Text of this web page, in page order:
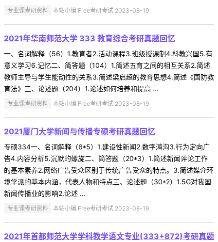
专业课考研资料 本站小编 Free考研考试 2023-08-19
2021年华南师范大学 333 教育综合考研真题回忆
一、名词解释（56）1.教育者2.活动课程3.班级授课制4.科教兴国5.有
意义学习6.记忆二、简答题（104）1.简述五育之间的相互关系2.简述
教师主导与学生能动性的关系3.简述梁启超的教育思想4.简述《国防教
育法》三、论述题（204）1.论述如何培养和提高 ...
专业课考研资料 本站小编 Free考研考试 2023-08-19
2021厦门大学新闻与传播专硕考研真题回忆
专硕334一、名词解释（6*5）1.建设性新闻2.数字鸿沟3.行为定向广
告4.内容分析5.沉默的螺旋二、简答题（20*3）1.简述新闻评论工作
的基本素养2.网络广告受众区别于传统广告受众的特点。3.简述媒介环
境学派的基本内涵，代表人物和特点三、论述题（30*2）1.5G对我国
新闻传播业的影响2.论述 ...
专业课考研资料 本站小编 Free考研考试 2023-08-19
2021年首都师范大学学科教学语文专业(333+872)考研真题